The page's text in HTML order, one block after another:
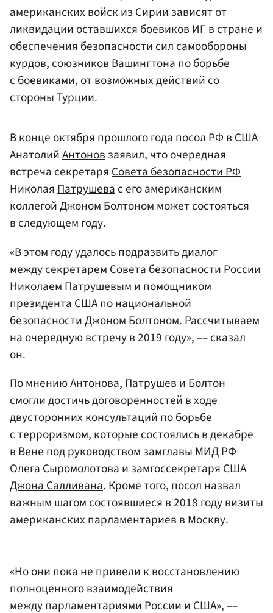
американских войск из Сирии зависят от
ликвидации оставшихся боевиков ИГ в стране и
обеспечения безопасности сил самообороны
курдов, союзников Вашингтона по борьбе
с боевиками, от возможных действий со
стороны Турции.
В конце октября прошлого года посол РФ в США
АнатолийАнтоновзаявил, что очередная
встреча секретаряСовета безопасности РФ
НиколаяПатрушевас его американским
коллегой Джоном Болтоном может состояться
в следующем году.
«В этом году удалось подразвить диалог
между секретарем Совета безопасности России
Николаем Патрушевым и помощником
президента США по национальной
безопасности Джоном Болтоном. Рассчитываем
на очередную встречу в 2019 году», –– сказал
он.
По мнению Антонова, Патрушев и Болтон
смогли достичь договоренностей в ходе
двусторонних консультаций по борьбе
с терроризмом, которые состоялись в декабре
в Вене под руководством замглавыМИД РФ
Олега Сыромолотоваи замгоссекретаря США
Джона Салливана. Кроме того, посол назвал
важным шагом состоявшиеся в 2018 году визиты
американских парламентариев в Москву.
«Но они пока не привели к восстановлению
полноценного взаимодействия
между парламентариями России и США», ––